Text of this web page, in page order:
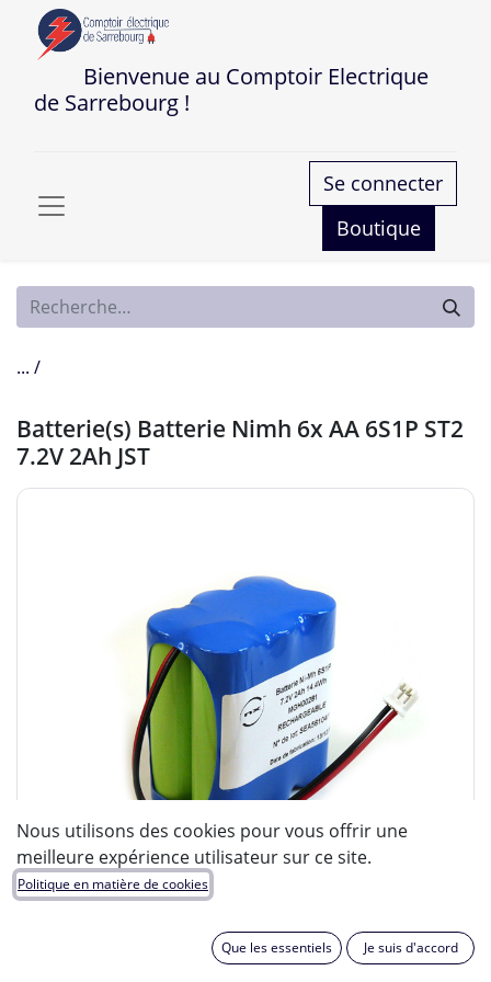
Bienvenue au Comptoir Electrique
de Sarrebourg !
Se connecter
Boutique
... /
Batterie(s) Batterie Nimh 6x AA 6S1P ST2
7.2V 2Ah JST
Nous utilisons des cookies pour vous offrir une
meilleure expérience utilisateur sur ce site.
Politique en matière de cookies
Que les essentiels Je suis d'accord